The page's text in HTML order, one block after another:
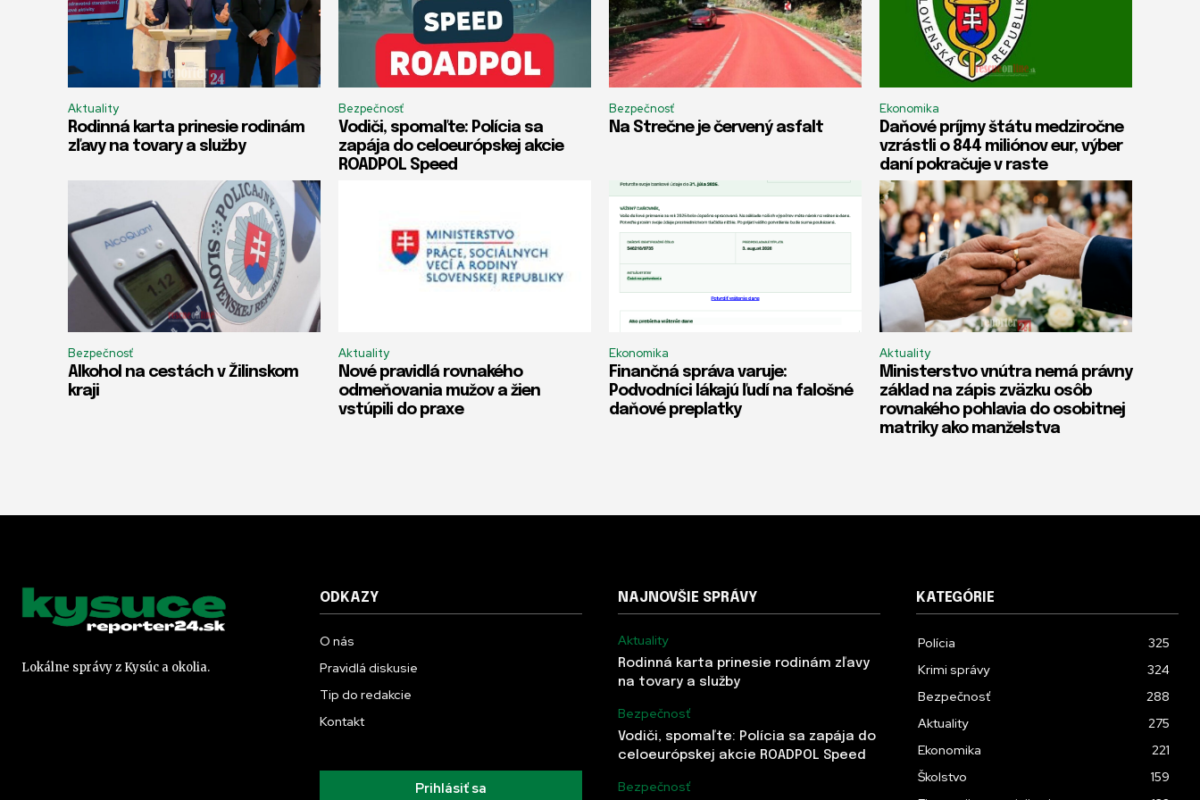
Aktuality
Rodinná karta prinesie rodinám
zľavy na tovary a služby
Bezpečnosť
Vodiči, spomaľte: Polícia sa
zapája do celoeurópskej akcie
ROADPOL Speed
Bezpečnosť
Na Strečne je červený asfalt
Ekonomika
Daňové príjmy štátu medziročne
vzrástli o 844 miliónov eur, výber
daní pokračuje v raste
Bezpečnosť
Alkohol na cestách v Žilinskom
kraji
Aktuality
Nové pravidlá rovnakého
odmeňovania mužov a žien
vstúpili do praxe
Ekonomika
Finančná správa varuje:
Podvodníci lákajú ľudí na falošné
daňové preplatky
Aktuality
Ministerstvo vnútra nemá právny
základ na zápis zväzku osôb
rovnakého pohlavia do osobitnej
matriky ako manželstva
Lokálne správy z Kysúc a okolia.
ODKAZY
O nás
Pravidlá diskusie
Tip do redakcie
Kontakt
Prihlásiť sa
NAJNOVŠIE SPRÁVY
Aktuality
Rodinná karta prinesie rodinám zľavy
na tovary a služby
Bezpečnosť
Vodiči, spomaľte: Polícia sa zapája do
celoeurópskej akcie ROADPOL Speed
Bezpečnosť
KATEGÓRIE
Polícia
325
Krimi správy
324
Bezpečnosť
288
Aktuality
275
Ekonomika
221
Školstvo
159